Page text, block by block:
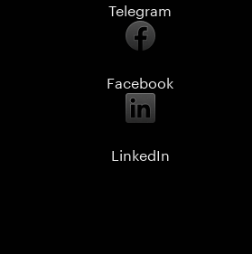
Telegram
Facebook
LinkedIn